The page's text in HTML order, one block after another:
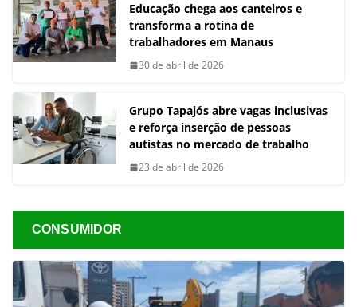
Educação chega aos canteiros e
transforma a rotina de
trabalhadores em Manaus
30 de abril de 2026
Grupo Tapajós abre vagas inclusivas
e reforça inserção de pessoas
autistas no mercado de trabalho
23 de abril de 2026
CONSUMIDOR